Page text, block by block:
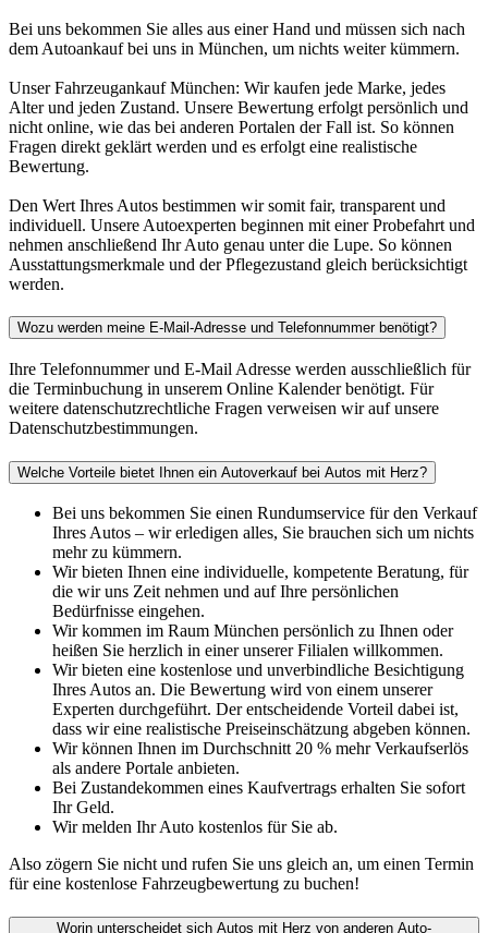
Bei uns bekommen Sie alles aus einer Hand und müssen sich nach
dem Autoankauf bei uns in München, um nichts weiter kümmern.
Unser Fahrzeugankauf München: Wir kaufen jede Marke, jedes
Alter und jeden Zustand. Unsere Bewertung erfolgt persönlich und
nicht online, wie das bei anderen Portalen der Fall ist. So können
Fragen direkt geklärt werden und es erfolgt eine realistische
Bewertung.
Den Wert Ihres Autos bestimmen wir somit fair, transparent und
individuell. Unsere Autoexperten beginnen mit einer Probefahrt und
nehmen anschließend Ihr Auto genau unter die Lupe. So können
Ausstattungsmerkmale und der Pflegezustand gleich berücksichtigt
werden.
Wozu werden meine E-Mail-Adresse und Telefonnummer benötigt?
Ihre Telefonnummer und E-Mail Adresse werden ausschließlich für
die Terminbuchung in unserem Online Kalender benötigt. Für
weitere datenschutzrechtliche Fragen verweisen wir auf unsere
Datenschutzbestimmungen.
Welche Vorteile bietet Ihnen ein Autoverkauf bei Autos mit Herz?
Bei uns bekommen Sie einen Rundumservice für den Verkauf
Ihres Autos – wir erledigen alles, Sie brauchen sich um nichts
mehr zu kümmern.
Wir bieten Ihnen eine individuelle, kompetente Beratung, für
die wir uns Zeit nehmen und auf Ihre persönlichen
Bedürfnisse eingehen.
Wir kommen im Raum München persönlich zu Ihnen oder
heißen Sie herzlich in einer unserer Filialen willkommen.
Wir bieten eine kostenlose und unverbindliche Besichtigung
Ihres Autos an. Die Bewertung wird von einem unserer
Experten durchgeführt. Der entscheidende Vorteil dabei ist,
dass wir eine realistische Preiseinschätzung abgeben können.
Wir können Ihnen im Durchschnitt 20 % mehr Verkaufserlös
als andere Portale anbieten.
Bei Zustandekommen eines Kaufvertrags erhalten Sie sofort
Ihr Geld.
Wir melden Ihr Auto kostenlos für Sie ab.
Also zögern Sie nicht und rufen Sie uns gleich an, um einen Termin
für eine kostenlose Fahrzeugbewertung zu buchen!
Worin unterscheidet sich Autos mit Herz von anderen Auto-